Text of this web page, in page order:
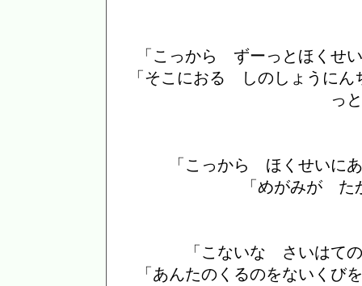
「こっから ずーっとほくせ
「そこにおる しのしょうに
っ
「こっから ほくせいに
「めがみが た
「こないな さいはて
「あんたのくるのをないく